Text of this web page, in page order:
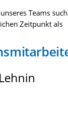
Teams
Zeitpunkt als